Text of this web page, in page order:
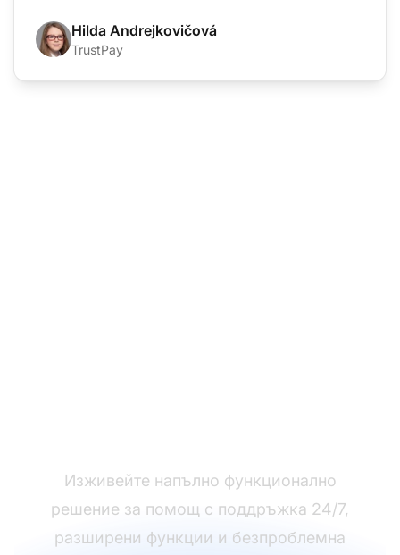
Hilda Andrejkovičová
TrustPay
Изживейте напълно функционално
решение за помощ с поддръжка 24/7,
разширени функции и безпроблемна